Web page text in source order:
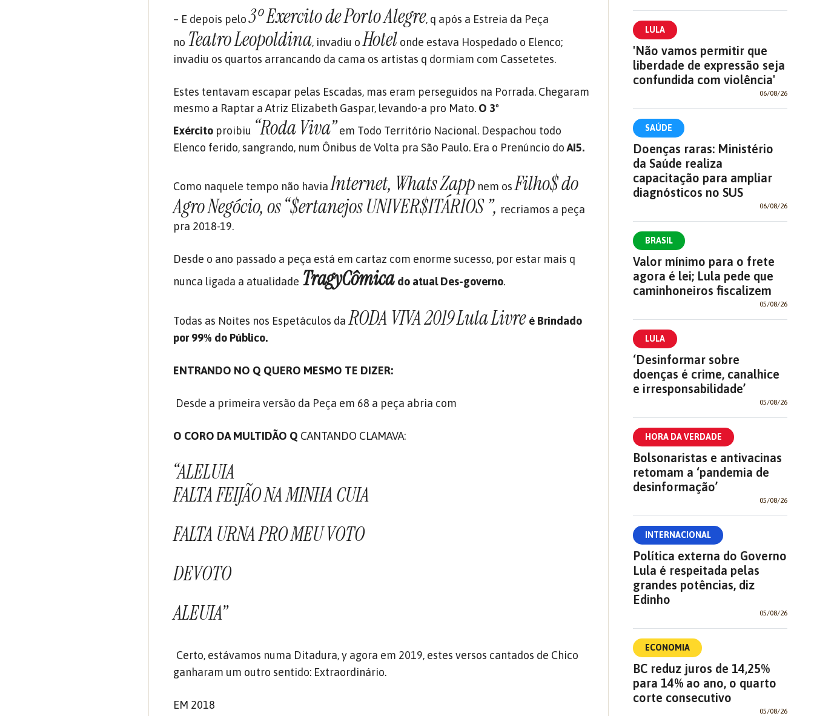
– E depois pelo3º Exercito de Porto Alegre, q após a Estreia da Peça
no Teatro Leopoldina, invadiu o Hotel onde estava Hospedado o Elenco;
invadiu os quartos arrancando da cama os artistas q dormiam com Cassetetes.
Estes tentavam escapar pelas Escadas, mas eram perseguidos na Porrada. Chegaram
mesmo a Raptar a Atriz Elizabeth Gaspar, levando-a pro Mato. O 3º
Exército proibiu “Roda Viva”em Todo Território Nacional. Despachou todo
Elenco ferido, sangrando, num Ônibus de Volta pra São Paulo. Era o Prenúncio doAI5.
Como naquele tempo não havia Internet, Whats Zapp nem os Filho$ do
Agro Negócio, os “$ertanejos UNIVER$ITÁRIOS ”, recriamos a peça
pra 2018-19.
Desde o ano passado a peça está em cartaz com enorme sucesso, por estar mais q
nunca ligada a atualidade TragyCômica do atual Des-governo.
Todas as Noites nos Espetáculos da RODA VIVA 2019Lula Livre é Brindado
por 99% do Público.
ENTRANDO NO Q QUERO MESMO TE DIZER:
Desde a primeira versão da Peça em 68 a peça abria com
O CORO DA MULTIDÃO Q CANTANDO CLAMAVA:
“ALELUIA
FALTA FEIJÃO NA MINHA CUIA
FALTA URNA PRO MEU VOTO
DEVOTO
ALEUIA”
Certo, estávamos numa Ditadura, y agora em 2019, estes versos cantados de Chico
ganharam um outro sentido: Extraordinário.
EM 2018
LULA
'Não vamos permitir que
liberdade de expressão seja
confundida com violência'
06/08/26
SAÚDE
Doenças raras: Ministério
da Saúde realiza
capacitação para ampliar
diagnósticos no SUS
06/08/26
BRASIL
Valor mínimo para o frete
agora é lei; Lula pede que
caminhoneiros fiscalizem
05/08/26
LULA
‘Desinformar sobre
doenças é crime, canalhice
e irresponsabilidade’
05/08/26
HORA DA VERDADE
Bolsonaristas e antivacinas
retomam a ‘pandemia de
desinformação’
05/08/26
INTERNACIONAL
Política externa do Governo
Lula é respeitada pelas
grandes potências, diz
Edinho
05/08/26
ECONOMIA
BC reduz juros de 14,25%
para 14% ao ano, o quarto
corte consecutivo
05/08/26